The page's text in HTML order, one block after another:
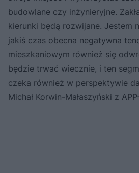
budowlane czy inżynieryjne.
kierunki będą rozwijane. Jestem
jakiś czas obecna negatywna
mieszkaniowym również się
będzie trwać wiecznie, i ten
czeka również w perspektywie
Michał Korwin-Małaszyński z